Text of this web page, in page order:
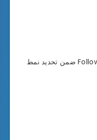
: انقر فوق FollowedHyperlink ضمن تحديد نمط